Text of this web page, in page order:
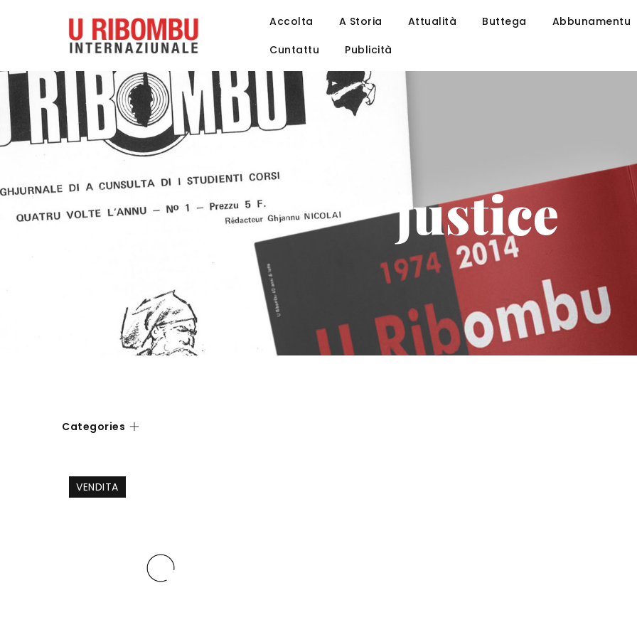
Accolta A Storia Attualità Buttega
Abbunamentu
Cuntattu
Publicità
justice
Categories
VENDITA